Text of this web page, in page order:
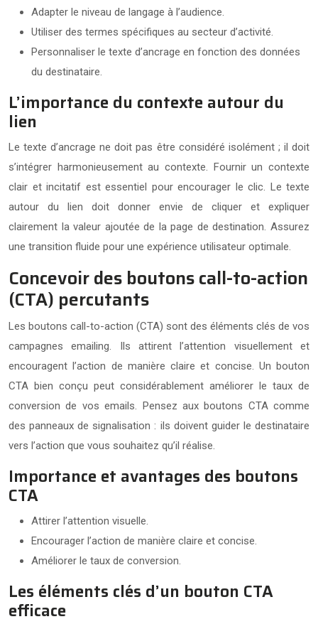
Adapter le niveau de langage à l’audience.
Utiliser des termes spécifiques au secteur d’activité.
Personnaliser le texte d’ancrage en fonction des données
du destinataire.
L’importance du contexte autour du
lien
Le texte d’ancrage ne doit pas être considéré isolément ; il doit
s’intégrer harmonieusement au contexte. Fournir un contexte
clair et incitatif est essentiel pour encourager le clic. Le texte
autour du lien doit donner envie de cliquer et expliquer
clairement la valeur ajoutée de la page de destination. Assurez
une transition fluide pour une expérience utilisateur optimale.
Concevoir des boutons call-to-action
(CTA) percutants
Les boutons call-to-action (CTA) sont des éléments clés de vos
campagnes emailing. Ils attirent l’attention visuellement et
encouragent l’action de manière claire et concise. Un bouton
CTA bien conçu peut considérablement améliorer le taux de
conversion de vos emails. Pensez aux boutons CTA comme
des panneaux de signalisation : ils doivent guider le destinataire
vers l’action que vous souhaitez qu’il réalise.
Importance et avantages des boutons
CTA
Attirer l’attention visuelle.
Encourager l’action de manière claire et concise.
Améliorer le taux de conversion.
Les éléments clés d’un bouton CTA
efficace